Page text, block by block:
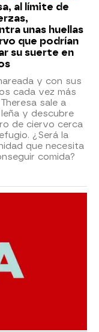
al límite de
unas huellas
que podrían
su suerte en
y con sus
cada vez más
sale a
y descubre
de ciervo cerca
¿Será la
que necesita
comida?